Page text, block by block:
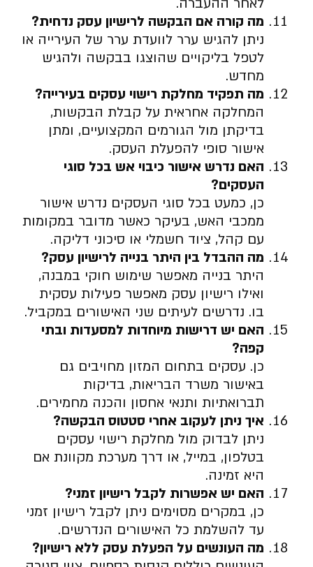
מה קורה אם הבקשה לרישיון עסק נדחית?
ניתן להגיש ערר לוועדת ערר של העירייה או
לטפל בליקויים שהוצגו בבקשה ולהגיש
מחדש.
מה תפקיד מחלקת רישוי עסקים בעירייה?
המחלקה אחראית על קבלת הבקשות,
בדיקתן מול הגורמים המקצועיים, ומתן
אישור סופי להפעלת העסק.
האם נדרש אישור כיבוי אש בכל סוגי
העסקים?
כן, כמעט בכל סוגי העסקים נדרש אישור
ממכבי האש, בעיקר כאשר מדובר במקומות
עם קהל, ציוד חשמלי או סיכוני דליקה.
מה ההבדל בין היתר בנייה לרישיון עסק?
היתר בנייה מאפשר שימוש חוקי במבנה,
ואילו רישיון עסק מאפשר פעילות עסקית
בו. נדרשים לעיתים שני האישורים במקביל.
האם יש דרישות מיוחדות למסעדות ובתי
קפה?
כן. עסקים בתחום המזון מחויבים גם
באישור משרד הבריאות, בדיקות
תברואתיות ותנאי אחסון והכנה מחמירים.
איך ניתן לעקוב אחרי סטטוס הבקשה?
ניתן לבדוק מול מחלקת רישוי עסקים
בטלפון, במייל, או דרך מערכת מקוונת אם
היא זמינה.
האם יש אפשרות לקבל רישיון זמני?
כן, במקרים מסוימים ניתן לקבל רישיון זמני
עד להשלמת כל האישורים הנדרשים.
מה העונשים על הפעלת עסק ללא רישיון?